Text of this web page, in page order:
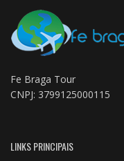
Fe Braga Tour
CNPJ: 3799125000115
LINKS PRINCIPAIS